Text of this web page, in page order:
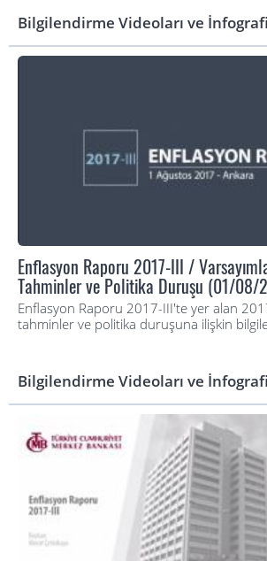
Bilgilendirme Videoları ve
Enflasyon Raporu 2017-III /
Tahminler ve Politika Duruşu (01/08/
Enflasyon Raporu 2017-III'te yer alan 2017
tahminler ve politika duruşuna ilişkin
Bilgilendirme Videoları ve